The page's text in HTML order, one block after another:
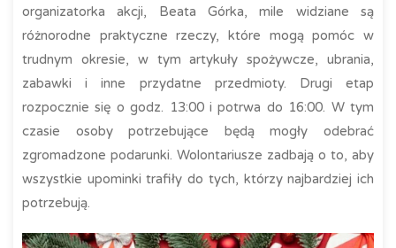
organizatorka akcji, Beata Górka, mile widziane są
różnorodne praktyczne rzeczy, które mogą pomóc w
trudnym okresie, w tym artykuły spożywcze, ubrania,
zabawki i inne przydatne przedmioty. Drugi etap
rozpocznie się o godz. 13:00 i potrwa do 16:00. W tym
czasie osoby potrzebujące będą mogły odebrać
zgromadzone podarunki. Wolontariusze zadbają o to, aby
wszystkie upominki trafiły do tych, którzy najbardziej ich
potrzebują.